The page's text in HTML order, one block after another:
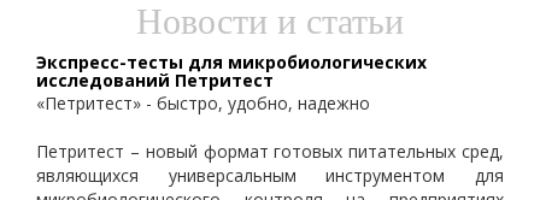
Новости и статьи
Экспресс-тесты для микробиологических
исследований Петритест
«Петритест» - быстро, удобно, надежно
Петритест – новый формат готовых питательных сред,
являющихся универсальным инструментом для